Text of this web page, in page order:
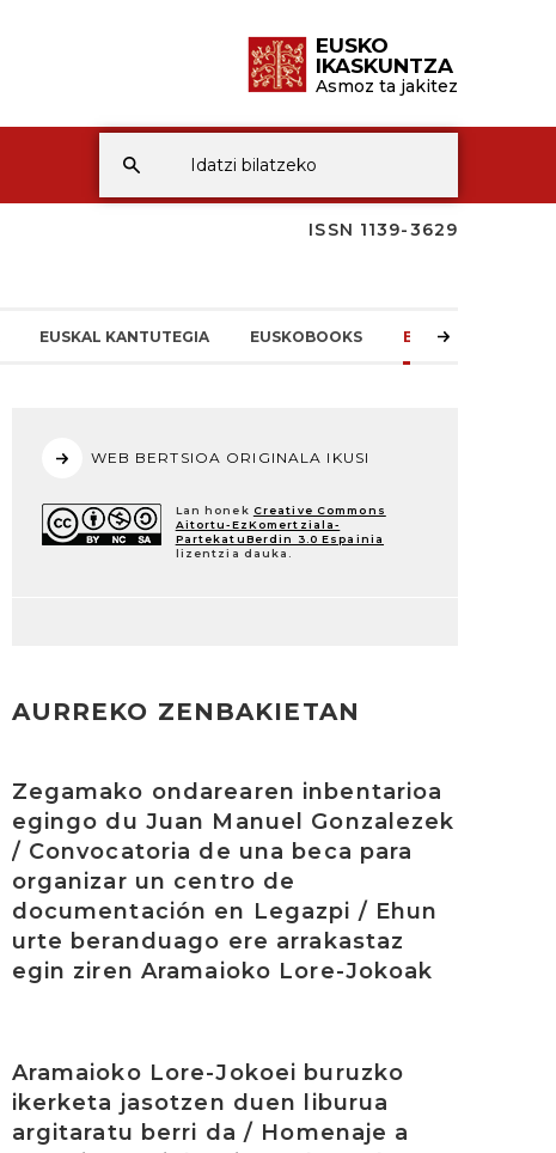
EUSKO
IKASKUNTZA
Asmoz ta jakitez
ISSN 1139-3629
EUSKAL KANTUTEGIA EUSKOBOOKS EI-REN BERRIAK
WEB BERTSIOA ORIGINALA IKUSI
Lan honek Creative Commons
Aitortu-EzKomertziala-
PartekatuBerdin 3.0 Espainia
lizentzia dauka.
AURREKO ZENBAKIETAN
Zegamako ondarearen inbentarioa
egingo du Juan Manuel Gonzalezek
/ Convocatoria de una beca para
organizar un centro de
documentación en Legazpi / Ehun
urte beranduago ere arrakastaz
egin ziren Aramaioko Lore-Jokoak
Aramaioko Lore-Jokoei buruzko
ikerketa jasotzen duen liburua
argitaratu berri da / Homenaje a